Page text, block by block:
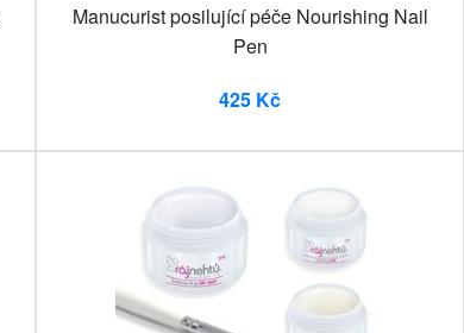
Manucurist posilující péče Nourishing Nail
Pen
425 Kč